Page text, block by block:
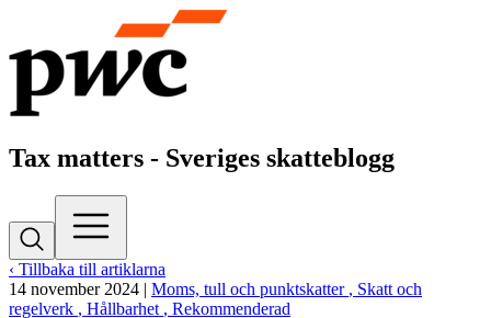
Tax matters - Sveriges skatteblogg
‹ Tillbaka till artiklarna
14 november 2024 | Moms, tull och punktskatter , Skatt och
regelverk , Hållbarhet , Rekommenderad